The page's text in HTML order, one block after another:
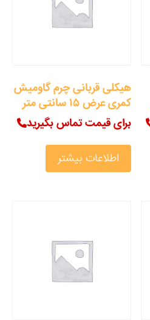
هیکلی قربانی چرم گاومیش
کمری عرض ۱۵ سانتی متر
برای قیمت تماس بگیرید
اطلاعات بیشتر